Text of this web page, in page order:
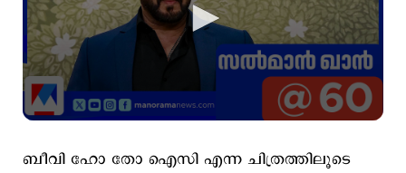
ബീവി ഹോ തോ ഐസി എന്ന ചിത്രത്തിലൂടെ